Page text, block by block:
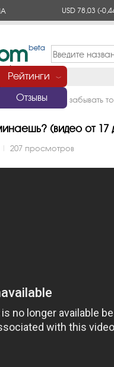
USD 78,03(-
Рейтинги ﹀
Отзывы
Видео/Как не забывать
(видео от 17
| 207 просмотров